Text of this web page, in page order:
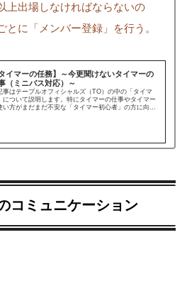
上出場しなければならないの
とに「メンバー登録」を行う。
タイマーの任務】～今更聞けないタイマーの
（ミニバス対応）～
事はテーブルオフィシャルズ（TO）の中の「タイマ
について説明します。特にタイマーの仕事やタイマー
い方がまだまだ不安な「タイマー初心者」の方に向け
コミュニケーション